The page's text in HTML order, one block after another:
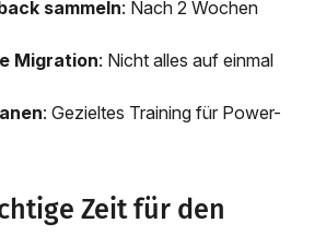
sammeln: Nach 2 Wochen
Migration: Nicht alles auf einmal
: Gezieltes Training für Power-
Zeit für den